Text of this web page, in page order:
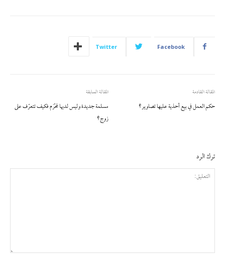
Facebook
Twitter
المقالة السابقة
مسلمة جديدة وليس لديها مَحْرَم فكيف تتعرّف على
زوج؟
المقالة القادمة
حكم العمل في بيع أحذية عليها تصاوير؟
ترك الرد